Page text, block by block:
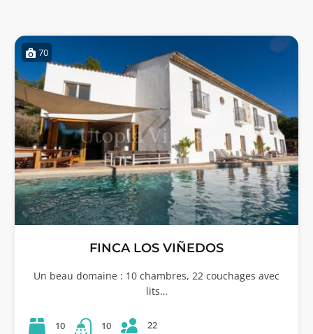
70
FINCA LOS VIÑEDOS
Un beau domaine : 10 chambres, 22 couchages avec
lits…
10 10 22